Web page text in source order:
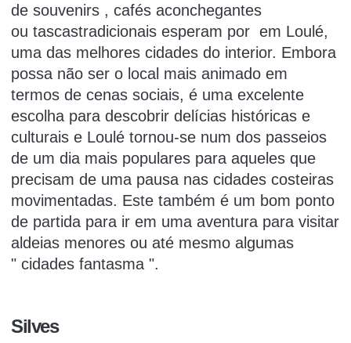
de souvenirs , cafés aconchegantes
ou tascastradicionais esperam por em Loulé,
uma das melhores cidades do interior. Embora
possa não ser o local mais animado em
termos de cenas sociais, é uma excelente
escolha para descobrir delícias históricas e
culturais e Loulé tornou-se num dos passeios
de um dia mais populares para aqueles que
precisam de uma pausa nas cidades costeiras
movimentadas. Este também é um bom ponto
de partida para ir em uma aventura para visitar
aldeias menores ou até mesmo algumas
" cidades fantasma ".
Silves